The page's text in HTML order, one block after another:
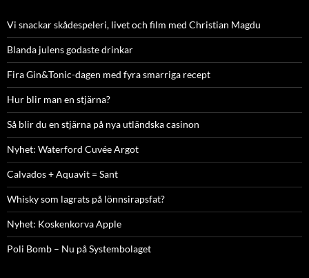
Vi snackar skådespeleri, livet och film med Christian Magdu
Blanda julens godaste drinkar
Fira Gin&Tonic-dagen med fyra smarriga recept
Hur blir man en stjärna?
Så blir du en stjärna på nya utländska casinon
Nyhet: Waterford Cuvée Argot
Calvados + Aquavit = Sant
Whisky som lagrats på lönnsirapsfat?
Nyhet: Koskenkorva Apple
Poli Bomb – Nu på Systembolaget